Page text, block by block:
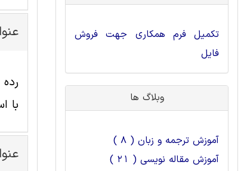
با
تکمیل فرم همکاری جهت فروش
فایل
وبلاگ ها
آموزش ترجمه و زبان ( 8 )
آموزش مقاله نویسی ( 21 )